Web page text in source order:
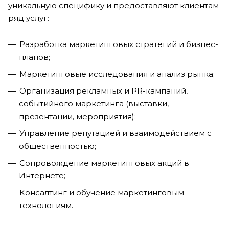
уникальную специфику и предоставляют клиентам
ряд услуг:
Разработка маркетинговых стратегий и бизнес-
планов;
Маркетинговые исследования и анализ рынка;
Организация рекламных и PR-кампаний,
событийного маркетинга (выставки,
презентации, мероприятия);
Управление репутацией и взаимодействием с
общественностью;
Сопровождение маркетинговых акций в
Интернете;
Консалтинг и обучение маркетинговым
технологиям.